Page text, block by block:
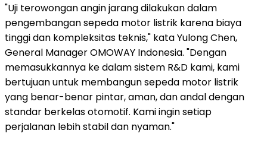
"Uji terowongan angin jarang dilakukan dalam
pengembangan sepeda motor listrik karena biaya
tinggi dan kompleksitas teknis," kataYulong Chen,
General Manager OMOWAY Indonesia. "Dengan
memasukkannya ke dalam sistem R&D kami, kami
bertujuan untuk membangun sepeda motor listrik
yang benar-benar pintar, aman, dan andal dengan
standar berkelas otomotif. Kami ingin setiap
perjalanan lebih stabil dan nyaman."